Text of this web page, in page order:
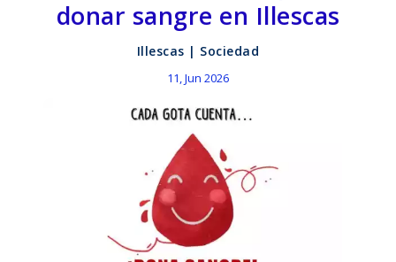
donar sangre en Illescas
Illescas | Sociedad
11, Jun 2026